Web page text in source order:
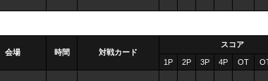
会場 時間 対戦カード
スコア
1P 2P 3P 4P OT